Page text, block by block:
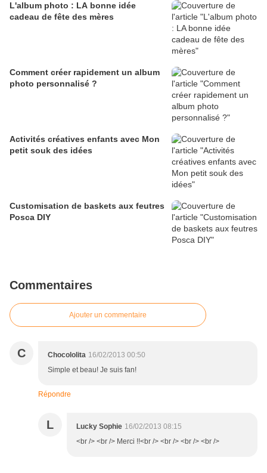
L'album photo : LA bonne idée
cadeau de fête des mères
Comment créer rapidement un album
photo personnalisé ?
Activités créatives enfants avec Mon
petit souk des idées
Customisation de baskets aux feutres
Posca DIY
Commentaires
Ajouter un commentaire
C Chocololita 16/02/2013 00:50
Simple et beau! Je suis fan!
Répondre
L Lucky Sophie 16/02/2013 08:15
<br /> <br /> Merci !!<br /> <br /> <br /> <br />